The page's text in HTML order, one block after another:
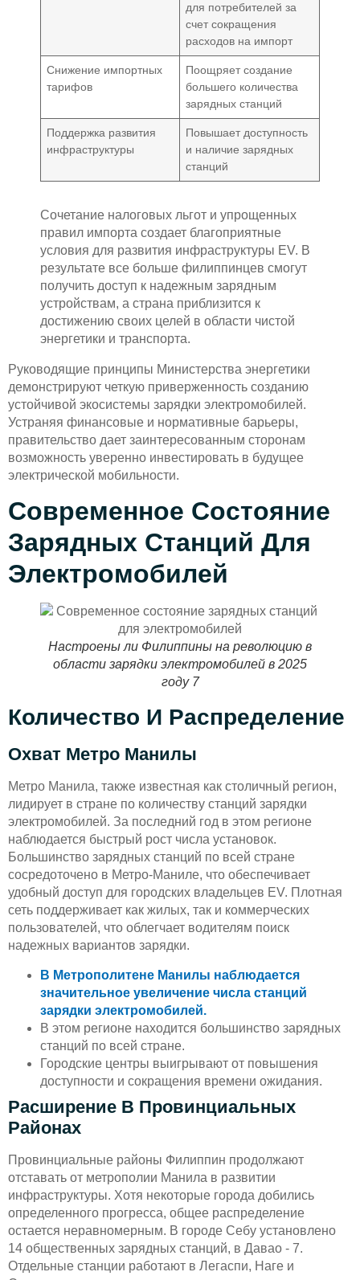
для потребителей за
счет сокращения
расходов на импорт
Снижение импортных
тарифов
Поощряет создание
большего количества
зарядных станций
Поддержка развития
инфраструктуры
Повышает доступность
и наличие зарядных
станций
Сочетание налоговых льгот и упрощенных
правил импорта создает благоприятные
условия для развития инфраструктуры EV. В
результате все больше филиппинцев смогут
получить доступ к надежным зарядным
устройствам, а страна приблизится к
достижению своих целей в области чистой
энергетики и транспорта.
Руководящие принципы Министерства энергетики
демонстрируют четкую приверженность созданию
устойчивой экосистемы зарядки электромобилей.
Устраняя финансовые и нормативные барьеры,
правительство дает заинтересованным сторонам
возможность уверенно инвестировать в будущее
электрической мобильности.
Современное Состояние
Зарядных Станций Для
Электромобилей
Настроены ли Филиппины на революцию в
области зарядки электромобилей в 2025
году 7
Количество И Распределение
Охват Метро Манилы
Метро Манила, также известная как столичный регион,
лидирует в стране по количеству станций зарядки
электромобилей. За последний год в этом регионе
наблюдается быстрый рост числа установок.
Большинство зарядных станций по всей стране
сосредоточено в Метро-Маниле, что обеспечивает
удобный доступ для городских владельцев EV. Плотная
сеть поддерживает как жилых, так и коммерческих
пользователей, что облегчает водителям поиск
надежных вариантов зарядки.
В Метрополитене Манилы наблюдается
значительное увеличение числа станций
зарядки электромобилей.
В этом регионе находится большинство зарядных
станций по всей стране.
Городские центры выигрывают от повышения
доступности и сокращения времени ожидания.
Расширение В Провинциальных
Районах
Провинциальные районы Филиппин продолжают
отставать от метрополии Манила в развитии
инфраструктуры. Хотя некоторые города добились
определенного прогресса, общее распределение
остается неравномерным. В городе Себу установлено
14 общественных зарядных станций, в Давао - 7.
Отдельные станции работают в Легаспи, Наге и